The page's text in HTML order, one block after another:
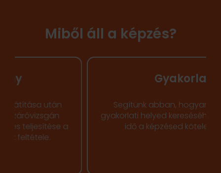
Miből áll a képzés?
Segítünk abban, hogyan fogj hozzá
gyakorlati helyed kereséséhez. A gyakorlati
idő a képzésed kötelező része.